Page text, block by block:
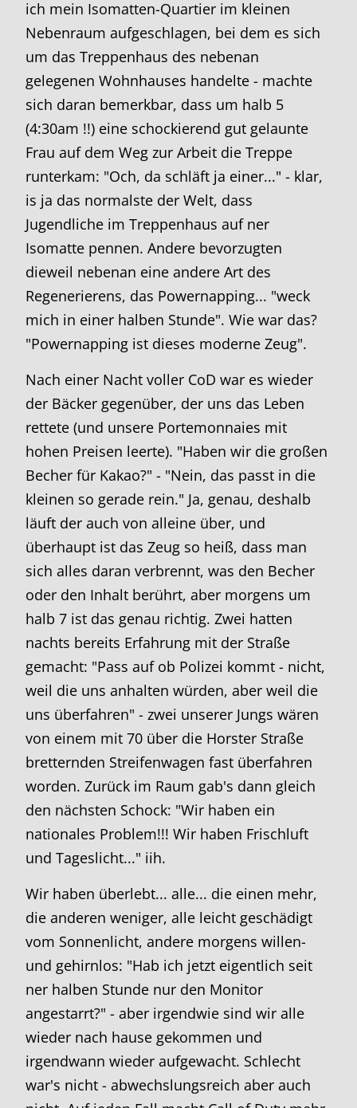
ich mein Isomatten-Quartier im kleinen
Nebenraum aufgeschlagen, bei dem es sich
um das Treppenhaus des nebenan
gelegenen Wohnhauses handelte - machte
sich daran bemerkbar, dass um halb 5
(4:30am !!) eine schockierend gut gelaunte
Frau auf dem Weg zur Arbeit die Treppe
runterkam: "Och, da schläft ja einer..." - klar,
is ja das normalste der Welt, dass
Jugendliche im Treppenhaus auf ner
Isomatte pennen. Andere bevorzugten
dieweil nebenan eine andere Art des
Regenerierens, das Powernapping... "weck
mich in einer halben Stunde". Wie war das?
"Powernapping ist dieses moderne Zeug".
Nach einer Nacht voller CoD war es wieder
der Bäcker gegenüber, der uns das Leben
rettete (und unsere Portemonnaies mit
hohen Preisen leerte). "Haben wir die großen
Becher für Kakao?" - "Nein, das passt in die
kleinen so gerade rein." Ja, genau, deshalb
läuft der auch von alleine über, und
überhaupt ist das Zeug so heiß, dass man
sich alles daran verbrennt, was den Becher
oder den Inhalt berührt, aber morgens um
halb 7 ist das genau richtig. Zwei hatten
nachts bereits Erfahrung mit der Straße
gemacht: "Pass auf ob Polizei kommt - nicht,
weil die uns anhalten würden, aber weil die
uns überfahren" - zwei unserer Jungs wären
von einem mit 70 über die Horster Straße
bretternden Streifenwagen fast überfahren
worden. Zurück im Raum gab's dann gleich
den nächsten Schock: "Wir haben ein
nationales Problem!!! Wir haben Frischluft
und Tageslicht..." iih.
Wir haben überlebt... alle... die einen mehr,
die anderen weniger, alle leicht geschädigt
vom Sonnenlicht, andere morgens willen-
und gehirnlos: "Hab ich jetzt eigentlich seit
ner halben Stunde nur den Monitor
angestarrt?" - aber irgendwie sind wir alle
wieder nach hause gekommen und
irgendwann wieder aufgewacht. Schlecht
war's nicht - abwechslungsreich aber auch